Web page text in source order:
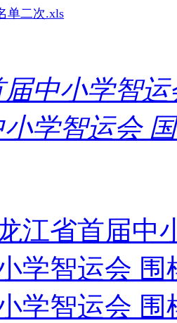
单二次.xls
届中小学智
小学智运会
江省首届中
学智运会
学智运会